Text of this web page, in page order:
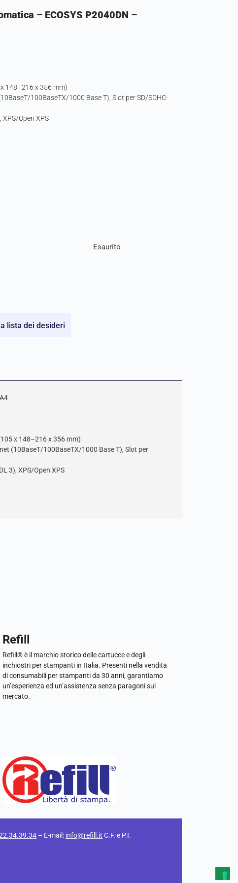
– ECOSYS P2040DN –
148–216 x 356 mm)
100BaseTX/1000 Base T), Slot per SD/SDHC-
XPS/Open XPS
Esaurito
lista dei desideri
x 148–216 x 356 mm)
(10BaseT/100BaseTX/1000 Base T), Slot per
3), XPS/Open XPS
Refill
Refill® è il marchio storico delle cartucce e degli
inchiostri per stampanti in Italia. Presenti nella vendita
di consumabili per stampanti da 30 anni, garantiamo
un’esperienza ed un’assistenza senza paragoni sul
mercato.
– E-mail: info@refill.it C.F. e P.I.